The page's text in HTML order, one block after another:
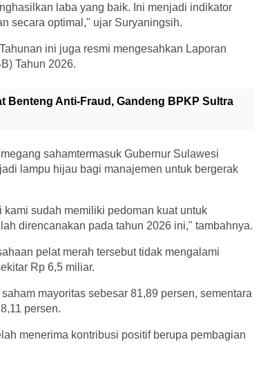
laba yang baik. Ini menjadi indikator
secara optimal," ujar Suryaningsih.
ini juga resmi mengesahkan Laporan
Tahun 2026.
Benteng Anti-Fraud, Gandeng BPKP Sultra
sahamtermasuk Gubernur Sulawesi
lampu hijau bagi manajemen untuk bergerak
sudah memiliki pedoman kuat untuk
direncanakan pada tahun 2026 ini," tambahnya.
pelat merah tersebut tidak mengalami
Rp 6,5 miliar.
mayoritas sebesar 81,89 persen, sementara
persen.
menerima kontribusi positif berupa pembagian